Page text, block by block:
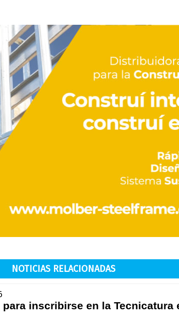
NOTICIAS RELACIONADAS
inscribirse en la Tecnicatura